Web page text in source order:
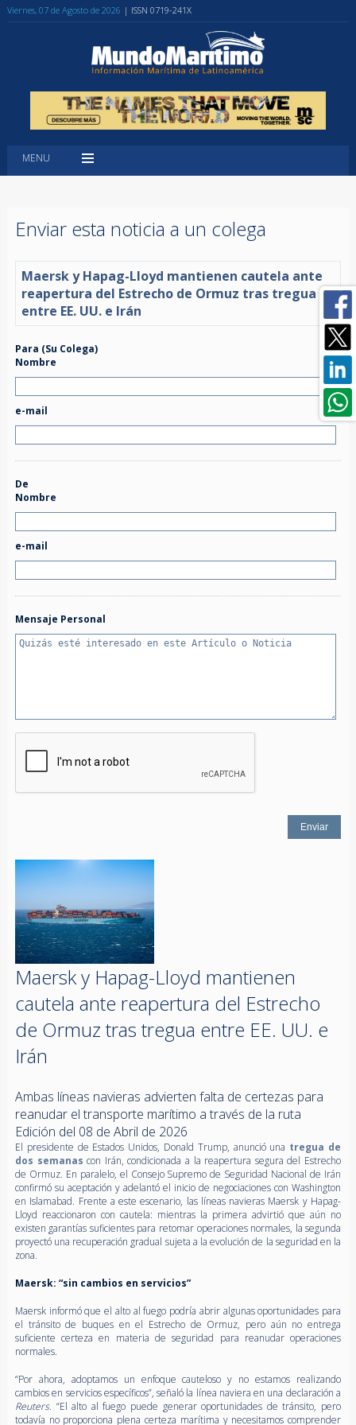
Viernes, 07 de Agosto de 2026 | ISSN 0719-241X
MENU
Enviar esta noticia a un colega
Maersk y Hapag-Lloyd mantienen cautela ante
reapertura del Estrecho de Ormuz tras tregua
entre EE. UU. e Irán
Para (Su Colega)
Nombre
e-mail
De
Nombre
e-mail
Mensaje Personal
Maersk y Hapag-Lloyd mantienen
cautela ante reapertura del Estrecho
de Ormuz tras tregua entre EE. UU. e
Irán
Ambas líneas navieras advierten falta de certezas para
reanudar el transporte marítimo a través de la ruta
Edición del 08 de Abril de 2026
El presidente de Estados Unidos, Donald Trump, anunció una tregua de
dos semanas con Irán, condicionada a la reapertura segura del Estrecho
de Ormuz. En paralelo, el Consejo Supremo de Seguridad Nacional de Irán
confirmó su aceptación y adelantó el inicio de negociaciones con Washington
en Islamabad. Frente a este escenario, las líneas navieras Maersk y Hapag-
Lloyd reaccionaron con cautela: mientras la primera advirtió que aún no
existen garantías suficientes para retomar operaciones normales, la segunda
proyectó una recuperación gradual sujeta a la evolución de la seguridad en la
zona.
Maersk: “sin cambios en servicios”
Maersk informó que el alto al fuego podría abrir algunas oportunidades para
el tránsito de buques en el Estrecho de Ormuz, pero aún no entrega
suficiente certeza en materia de seguridad para reanudar operaciones
normales.
“Por ahora, adoptamos un enfoque cauteloso y no estamos realizando
cambios en servicios específicos”, señaló la línea naviera en una declaración a
Reuters. “El alto al fuego puede generar oportunidades de tránsito, pero
todavía no proporciona plena certeza marítima y necesitamos comprender